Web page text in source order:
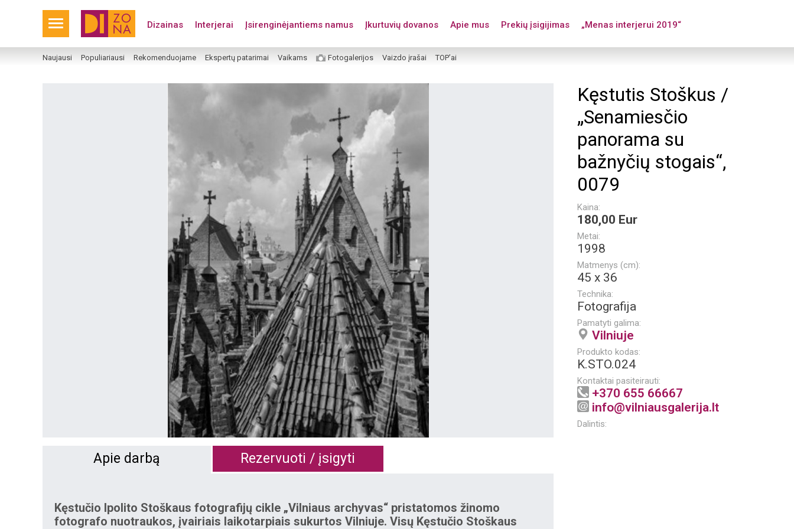
Dizainas Interjerai Įsirenginėjantiems namus Įkurtuvių dovanos Apie mus Prekių įsigijimas „Menas interjerui 2019“
Naujausi Populiariausi Rekomenduojame Ekspertų patarimai Vaikams Fotogalerijos Vaizdo įrašai TOP’ai
Kęstutis Stoškus /
„Senamiesčio
panorama su
bažnyčių stogais“,
0079
Kaina:
180,00 Eur
Metai:
1998
Matmenys (cm):
45 x 36
Technika:
Fotografija
Pamatyti galima:
Vilniuje
Produkto kodas:
K.STO.024
Kontaktai pasiteirauti:
+370 655 66667
info@vilniausgalerija.lt
Dalintis:
Apie darbą Rezervuoti / įsigyti
Kęstučio Ipolito Stoškaus fotografijų cikle „Vilniaus archyvas“ pristatomos žinomo
fotografo nuotraukos, įvairiais laikotarpiais sukurtos Vilniuje. Visų Kęstučio Stoškaus